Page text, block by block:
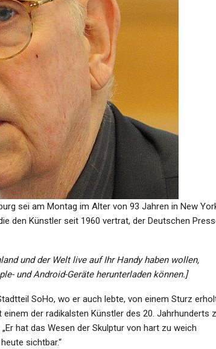
sei am Montag im Alter von 93 Jahren in New
den Künstler seit 1960 vertrat, der Deutschen
und der Welt live auf Ihr Handy haben wollen,
und Android-Geräte herunterladen können.]
SoHo, wo er auch lebte, von einem Sturz
der radikalsten Künstler des 20. Jahrhunderts
hat das Wesen der Skulptur von hart zu weich
sichtbar.“
Alba Berlin Zieht Souverän Ins
Halbfinale Ein
Admin
GESUNDHEIT
Bär Unterwegs?: Mögliche
Bärenspur Im Allgäu –
Behörden…
KULTUR
Spielen Gegen Den Fluss
Zeit